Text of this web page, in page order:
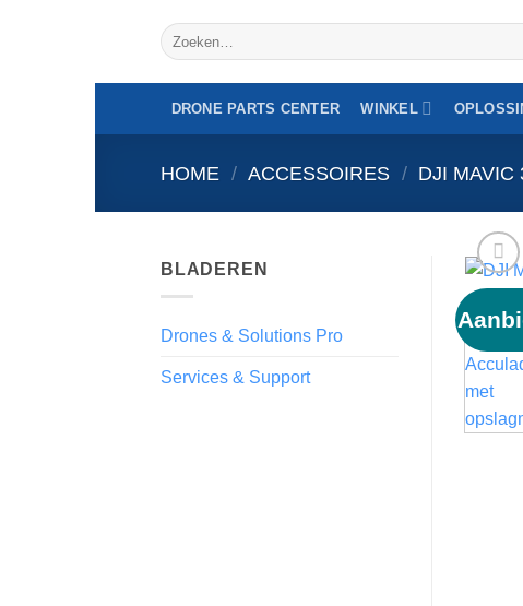
Zoeken
naar:
DRONE PARTS CENTER WINKEL
HOME / ACCESSOIRES / DJI MAVIC
BLADEREN
Drones & Solutions Pro
Services & Support